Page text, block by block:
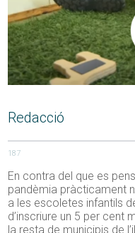
Redacció
187
En contra del que es
pandèmia pràcticament
a les escoletes infantils
d’inscriure un 5 per cent
la resta de municipis de